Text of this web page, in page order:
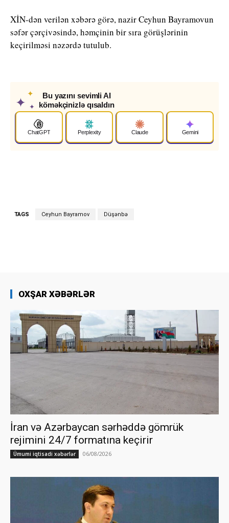
XİN-dən verilən xəbərə görə, nazir Ceyhun Bayramovun
səfər çərçivəsində, həmçinin bir sıra görüşlərinin
keçirilməsi nəzərdə tutulub.
✦
✦
✦
Bu yazını sevimli AI
köməkçinizlə qısaldın
ChatGPT Perplexity Claude Gemini
TAGS Ceyhun Bayramov Düşənbə
OXŞAR XƏBƏRLƏR
İran və Azərbaycan sərhəddə gömrük
rejimini 24/7 formatına keçirir
Ümumi iqtisadi xəbərlər 06/08/2026